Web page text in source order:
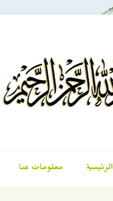
الرئيسية معلومات عنا